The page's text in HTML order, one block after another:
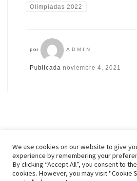
Olimpiadas 2022
por ADMIN
Publicada noviembre 4, 2021
© 2026Zenonchess Ediciones– Todos
Funciona con – Diseñado con el
We use cookies on our website to give
experience by remembering your
By clicking “Accept All”, you consent to
cookies. However, you may visit "Cookie